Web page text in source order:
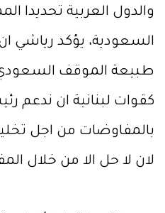
والدول العربية تحديدا
السعودية، يؤكد رياشي
طبيعة الموقف
كقوات لبنانية ان ندعم
بالمفاوضات من اجل
لان لا حل الا من خلال